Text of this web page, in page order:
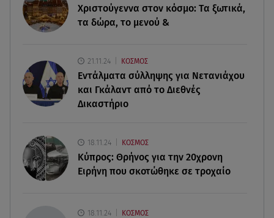
Δευτέρα 5 Οκτωβρίου
06.08.26 , 12:33
Παρουσιάστηκε η εφαρμογή myAGRO: Πότε
ξεκινούν οι πληρωμές στους αγρότες
06.08.26 , 12:29
Στην Καλιφόρνια ο Πέτρος Πολυχρονίδης: Οι
φωτογραφίες από τη Disneyland
Δεκαπενταύγουστος: Δείτε πόσα χρήματα
Χριστούγεννα στον κόσμο: Tα ξωτικά,
τα δώρα, το μενού &
21.11.24 ΚΟΣΜΟΣ
Εντάλματα σύλληψης για Νετανιάχου
και Γκάλαντ από το Διεθνές
Δικαστήριο
18.11.24 ΚΟΣΜΟΣ
Κύπρος: Θρήνος για την 20χρονη
Ειρήνη που σκοτώθηκε σε τροχαίο
18.11.24 ΚΟΣΜΟΣ